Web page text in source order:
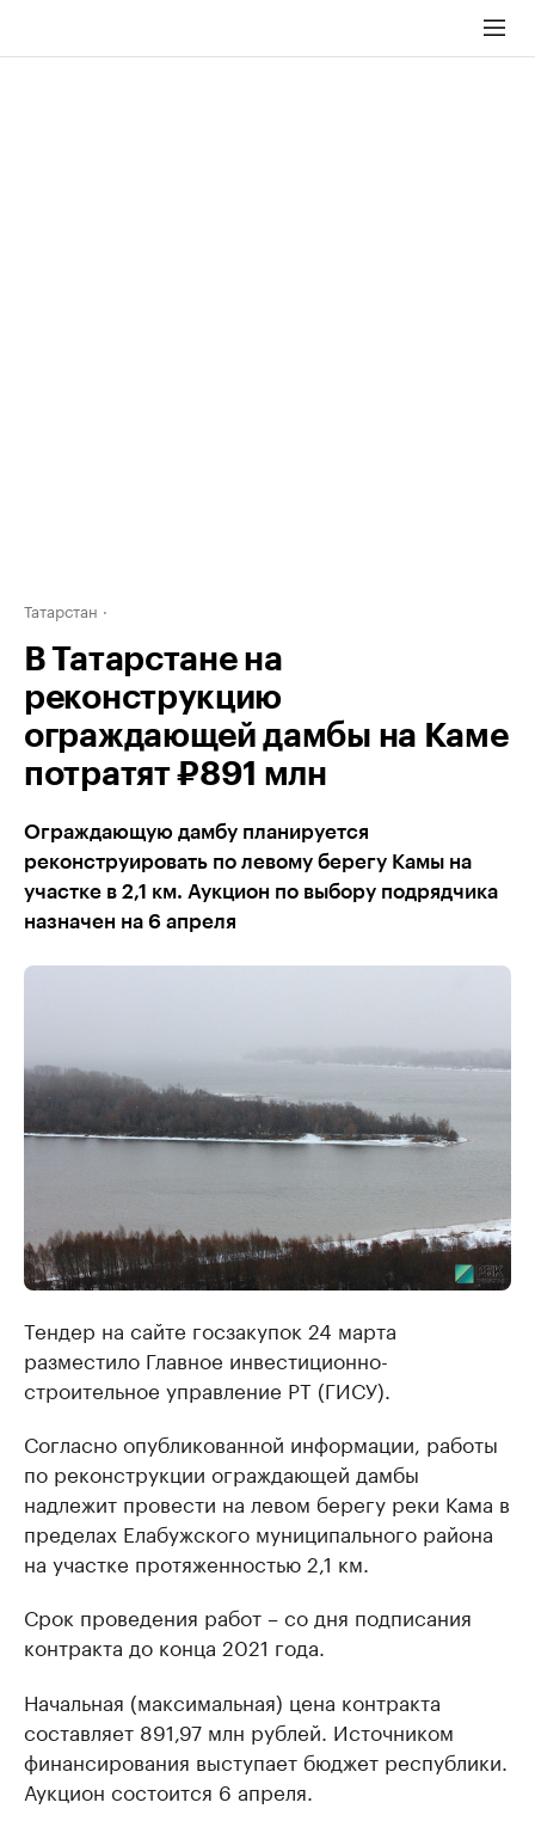
Татарстан
В Татарстане на
реконструкцию
ограждающей дамбы на Каме
потратят ₽891 млн
Ограждающую дамбу планируется
реконструировать по левому берегу Камы на
участке в 2,1 км. Аукцион по выбору подрядчика
назначен на 6 апреля
Тендер на сайте госзакупок 24 марта
разместило Главное инвестиционно-
строительное управление РТ (ГИСУ).
Согласно опубликованной информации, работы
по реконструкции ограждающей дамбы
надлежит провести на левом берегу реки Кама в
пределах Елабужского муниципального района
на участке протяженностью 2,1 км.
Срок проведения работ – со дня подписания
контракта до конца 2021 года.
Начальная (максимальная) цена контракта
составляет 891,97 млн рублей. Источником
финансирования выступает бюджет республики.
Аукцион состоится 6 апреля.